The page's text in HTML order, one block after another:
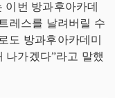
번 방과후아카데
레스를 날려버릴 수
도 방과후아카데미
나가겠다”라고 말했